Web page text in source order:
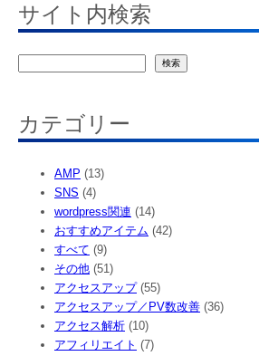
サイト内検索
検索
カテゴリー
AMP (13)
SNS (4)
wordpress関連 (14)
おすすめアイテム (42)
すべて (9)
その他 (51)
アクセスアップ(55)
アクセスアップ／PV数改善 (36)
アクセス解析 (10)
アフィリエイト (7)